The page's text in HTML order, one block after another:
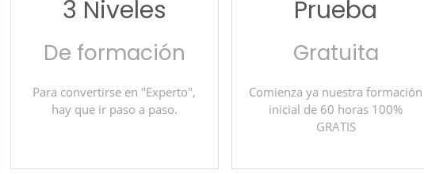
3 Niveles
De formación
Para convertirse en "Experto",
hay que ir paso a paso.
Prueba
Gratuita
Comienza ya nuestra formación
inicial de 60 horas 100%
GRATIS